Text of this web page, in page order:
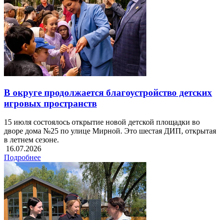
В округе продолжается благоустройство детских
игровых пространств
15 июля состоялось открытие новой детской площадки во
дворе дома №25 по улице Мирной. Это шестая ДИП, открытая
в летнем сезоне.
16.07.2026
Подробнее